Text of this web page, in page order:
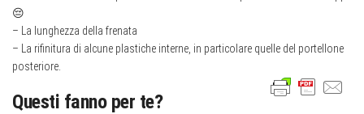
😔
– La lunghezza della frenata
– La rifinitura di alcune plastiche interne, in particolare quelle del portellone
posteriore.
Questi fanno per te?